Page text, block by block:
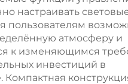
настраивать
пользователям
атмосферу и
к изменяющимся
инвестиций в
Компактная